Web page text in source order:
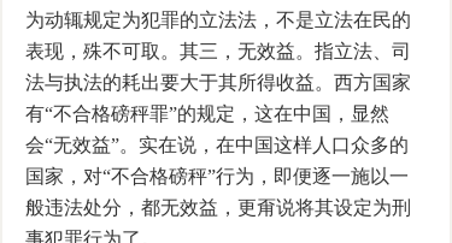
为动辄规定为犯罪的立法法，不是立法在民的
表现，殊不可取。其三，无效益。指立法、司
法与执法的耗出要大于其所得收益。西方国家
有“不合格磅秤罪”的规定，这在中国，显然
会“无效益”。实在说，在中国这样人口众多的
国家，对“不合格磅秤”行为，即便逐一施以一
般违法处分，都无效益，更甭说将其设定为刑
事犯罪行为了。